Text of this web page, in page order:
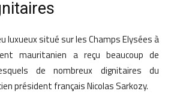
luxueux situé sur les Champs Elysées à
mauritanien a reçu beaucoup de
de nombreux dignitaires du
président français Nicolas Sarkozy.